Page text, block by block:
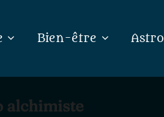
Bien-être Astro
alchimiste